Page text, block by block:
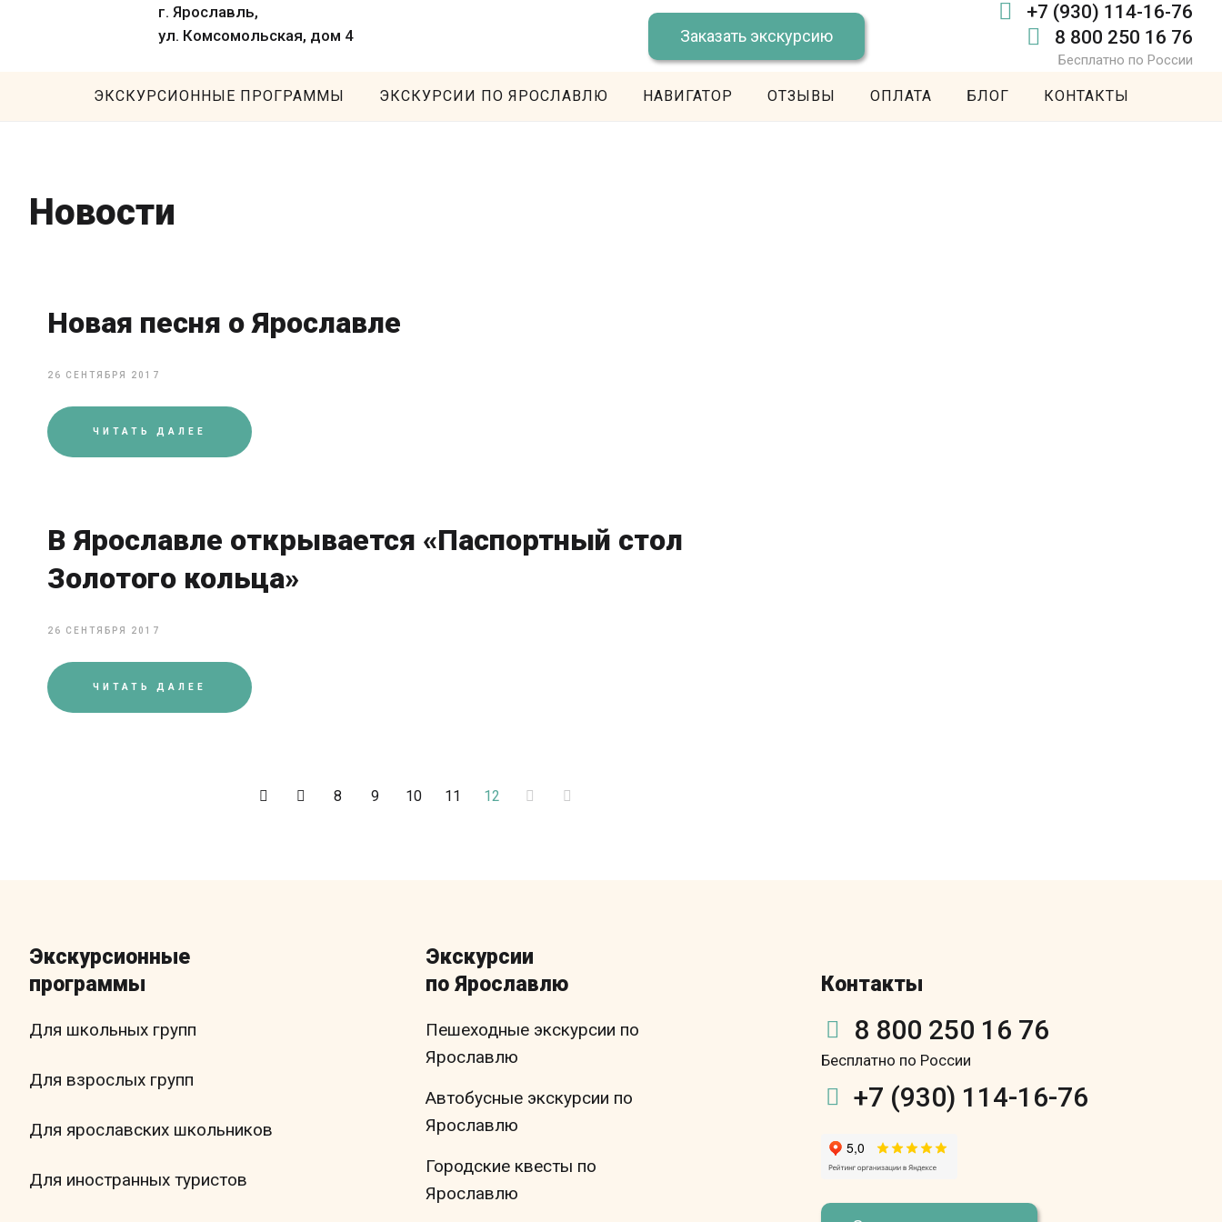
г. Ярославль,
ул. Комсомольская, дом 4
Заказать экскурсию
+7 (930) 114-16-76
8 800 250 16 76
Бесплатно по России
ЭКСКУРСИОННЫЕ ПРОГРАММЫ ЭКСКУРСИИ ПО ЯРОСЛАВЛЮ НАВИГАТОР ОТЗЫВЫ ОПЛАТА БЛОГ КОНТАКТЫ
Новости
Новая песня о Ярославле
26 СЕНТЯБРЯ 2017
ЧИТАТЬ ДАЛЕЕ
В Ярославле открывается «Паспортный стол
Золотого кольца»
26 СЕНТЯБРЯ 2017
ЧИТАТЬ ДАЛЕЕ
8 9 10 11 12
Экскурсионные
программы
Для школьных групп
Для взрослых групп
Для ярославских школьников
Для иностранных туристов
Экскурсии
по Ярославлю
Пешеходные экскурсии по
Ярославлю
Автобусные экскурсии по
Ярославлю
Городские квесты по
Ярославлю
Контакты
8 800 250 16 76
Бесплатно по России
+7 (930) 114-16-76